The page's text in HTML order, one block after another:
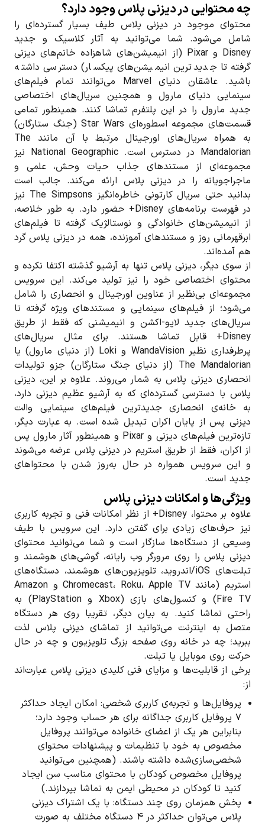
چه محتوایی در دیزنی پلاس وجود دارد؟
محتوای موجود در دیزنی پلاس طیف بسیار گسترده‌ای را
شامل می‌شود. شما می‌توانید به آثار کلاسیک و جدید
Disney و Pixar (از انیمیشن‌های شاهزاده خانم‌های دیزنی
گرفته تا جدیدترین انیمیشن‌های پیکسار) دسترسی داشته
باشید. عاشقان دنیای Marvel می‌توانند تمام فیلم‌های
سینمایی دنیای مارول و همچنین سریال‌های اختصاصی
جدید مارول را در این پلتفرم تماشا کنند. همینطور تمامی
قسمت‌های مجموعه اسطوره‌ای Star Wars (جنگ ستارگان)
به همراه سریال‌های اورجینال مرتبط با آن مانند The
Mandalorian در دسترس است. National Geographic نیز
مجموعه‌ای از مستندهای جذاب حیات وحش، علمی و
ماجراجویانه را در دیزنی پلاس ارائه می‌کند. جالب است
بدانید حتی سریال کارتونی خاطره‌انگیز The Simpsons نیز
در فهرست برنامه‌های Disney+ حضور دارد. به طور خلاصه،
از انیمیشن‌های خانوادگی و نوستالژیک گرفته تا فیلم‌های
ابرقهرمانی روز و مستندهای آموزنده، همه در دیزنی پلاس گرد
هم آمده‌اند.
از سوی دیگر، دیزنی پلاس تنها به آرشیو گذشته اکتفا نکرده و
محتوای اختصاصی خود را نیز تولید می‌کند. این سرویس
مجموعه‌ای بی‌نظیر از عناوین اورجینال و انحصاری را شامل
می‌شود؛ از فیلم‌های سینمایی و مستندهای ویژه گرفته تا
سریال‌های جدید لایو-اکشن و انیمیشنی که فقط از طریق
Disney+ قابل تماشا هستند. برای مثال سریال‌های
پرطرفداری نظیر WandaVision و Loki (از دنیای مارول) یا
The Mandalorian (از دنیای جنگ ستارگان) جزو تولیدات
انحصاری دیزنی پلاس به شمار می‌روند. علاوه بر این، دیزنی
پلاس با دسترسی گسترده‌ای که به آرشیو عظیم دیزنی دارد،
به خانه‌ی انحصاری جدیدترین فیلم‌های سینمایی والت
دیزنی پس از پایان اکران تبدیل شده است. به عبارت دیگر،
تازه‌ترین فیلم‌های دیزنی و Pixar و همینطور آثار مارول پس
از اکران، فقط از طریق استریم در دیزنی پلاس عرضه می‌شوند
و این سرویس همواره در حال به‌روز شدن با محتواهای
جدید است.
ویژگی‌ها و امکانات دیزنی پلاس
علاوه بر محتوا، Disney+ از نظر امکانات فنی و تجربه کاربری
نیز حرف‌های زیادی برای گفتن دارد. این سرویس با طیف
وسیعی از دستگاه‌ها سازگار است و شما می‌توانید محتوای
دیزنی پلاس را روی مرورگر وب رایانه، گوشی‌های هوشمند و
تبلت‌های iOS/اندروید، تلویزیون‌های هوشمند، دستگاه‌های
استریم (مانند Chromecast، Roku، Apple TV و Amazon
Fire TV) و کنسول‌های بازی (Xbox و PlayStation) به
راحتی تماشا کنید. به بیان دیگر، تقریبا روی هر دستگاه
متصل به اینترنت می‌توانید از تماشای دیزنی پلاس لذت
ببرید؛ چه در خانه روی صفحه بزرگ تلویزیون و چه در حال
حرکت روی موبایل یا تبلت.
برخی از قابلیت‌ها و مزایای فنی کلیدی دیزنی پلاس عبارت‌اند
از:
پروفایل‌ها و تجربه‌ی کاربری شخصی: امکان ایجاد حداکثر
۷ پروفایل کاربری جداگانه برای هر حساب وجود دارد؛
بنابراین هر یک از اعضای خانواده می‌توانند پروفایل
مخصوص به خود با تنظیمات و پیشنهادات محتوای
شخصی‌سازی‌شده داشته باشند. (همچنین می‌توانید
پروفایل مخصوص کودکان با محتوای مناسب سن ایجاد
کنید تا کودکان در محیطی ایمن به تماشا بپردازند.)
پخش همزمان روی چند دستگاه: با یک اشتراک دیزنی
پلاس می‌توان حداکثر در ۴ دستگاه مختلف به صورت